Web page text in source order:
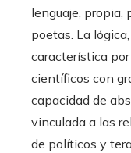
lenguaje, propia,
poetas. La
característica
científicos con
capacidad de
vinculada a las
de políticos y